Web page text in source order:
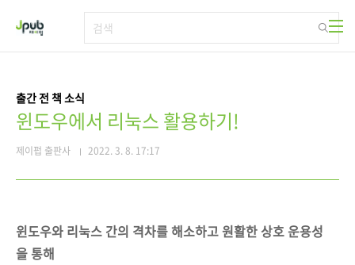
출간 전 책 소식
윈도우에서 리눅스 활용하기!
제이펍 출판사 2022. 3. 8. 17:17
윈도우와 리눅스 간의 격차를 해소하고 원활한 상호 운용성
을 통해